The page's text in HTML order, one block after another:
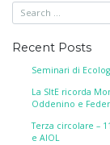
Recent Posts
Seminari di
La SItE ricorda
Oddenino e
Terza circolare –
e AIOL